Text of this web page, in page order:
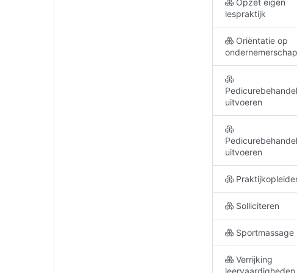
Opzet eigen
lespraktijk
Oriëntatie op
ondernemerschap
uitvoeren
uitvoeren
Solliciteren
Sportmassage
Verrijking
leervaardigheden